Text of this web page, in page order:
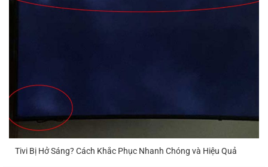
lạnh
2.000.000
Block máy
lạnh
2 HP
–
12 tháng
Tivi Bị Hở Sáng? Cách Khắc Phục Nhanh Chóng và Hiệu Quả